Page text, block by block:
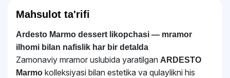
Mahsulot ta'rifi
Ardesto Marmo dessert likopchasi — mramor
ilhomi bilan nafislik har bir detalda
Zamonaviy mramor uslubida yaratilgan ARDESTO
Marmo kolleksiyasi bilan estetika va qulaylikni his